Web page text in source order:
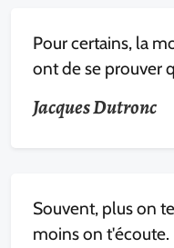
Pour certains, la
ont de se prouver
Jacques Dutronc
Souvent, plus on
moins on t'écoute.